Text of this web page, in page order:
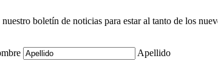
nuestro boletín de noticias para estar al tanto de los
Apellido